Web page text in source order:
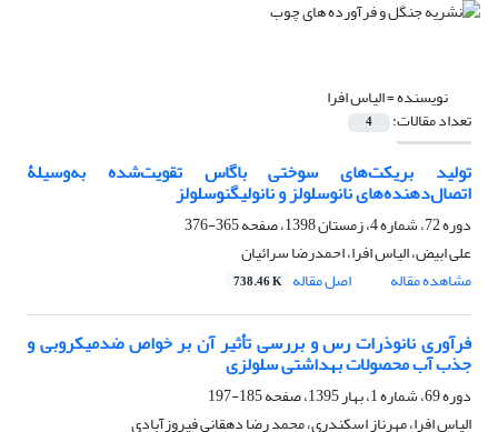
نویسنده =الیاس افرا
تعداد مقالات: 4
تولید بریکت‌های سوختی باگاس تقویت‌شده به‌وسیلۀ
اتصال‌دهنده‌های نانوسلولز و نانولیگنوسلولز
دوره 72، شماره 4، زمستان 1398، صفحه
365-376
علی ابیض، الیاس افرا، احمدرضا سرائیان
مشاهده مقاله
اصل مقاله 738.46 K
فرآوری نانوذرات رس و بررسی تأثیر آن بر خواص ضدمیکروبی و
جذب آب محصولات بهداشتی سلولزی
دوره 69، شماره 1، بهار 1395، صفحه
185-197
الیاس افرا، مهرناز اسکندری، محمد رضا دهقانی فیروزآبادی